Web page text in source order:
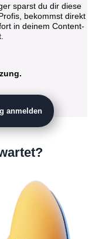
sparst du dir diese
bekommst direkt
in deinem Content-
anmelden